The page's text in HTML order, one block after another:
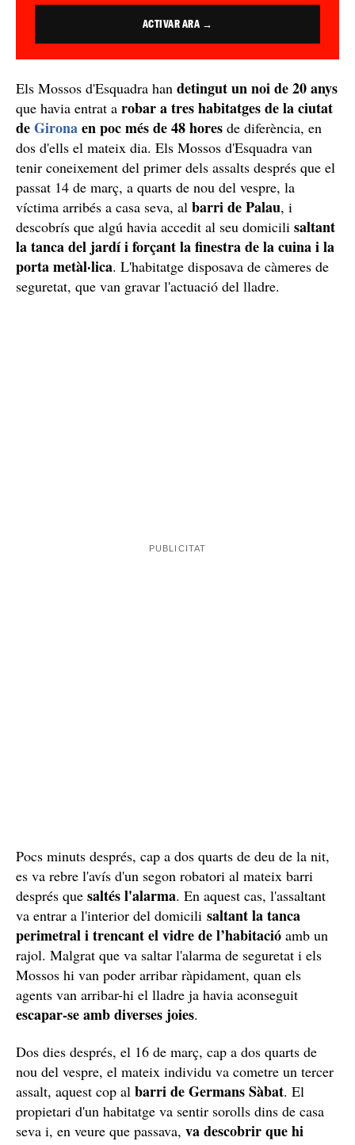
ACTIVAR ARA →
Els Mossos d'Esquadra han detingut un noi de 20 anys
que havia entrat a robar a tres habitatges de la ciutat
deGironaen poc més de 48 hores de diferència, en
dos d'ells el mateix dia. Els Mossos d'Esquadra van
tenir coneixement del primer dels assalts després que el
passat 14 de març, a quarts de nou del vespre, la
víctima arribés a casa seva, al barri de Palau, i
descobrís que algú havia accedit al seu domicili saltant
la tanca del jardí i forçant la finestra de la cuina i la
porta metàl·lica. L'habitatge disposava de càmeres de
seguretat, que van gravar l'actuació del lladre.
Pocs minuts després, cap a dos quarts de deu de la nit,
es va rebre l'avís d'un segon robatori al mateix barri
després que saltés l'alarma. En aquest cas, l'assaltant
va entrar a l'interior del domicili saltant la tanca
perimetral i trencant el vidre de l’habitació amb un
rajol. Malgrat que va saltar l'alarma de seguretat i els
Mossos hi van poder arribar ràpidament, quan els
agents van arribar-hi el lladre ja havia aconseguit
escapar-se amb diverses joies.
Dos dies després, el 16 de març, cap a dos quarts de
nou del vespre, el mateix individu va cometre un tercer
assalt, aquest cop al barri de Germans Sàbat. El
propietari d'un habitatge va sentir sorolls dins de casa
seva i, en veure que passava, va descobrir que hi